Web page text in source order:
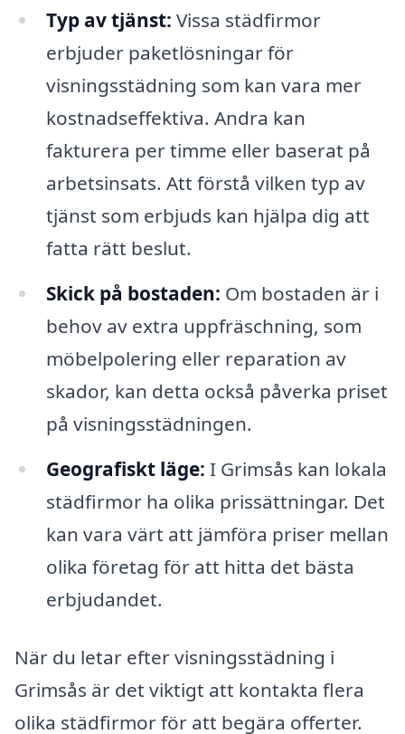
Typ av tjänst: Vissa städfirmor
erbjuder paketlösningar för
visningsstädning som kan vara mer
kostnadseffektiva. Andra kan
fakturera per timme eller baserat på
arbetsinsats. Att förstå vilken typ av
tjänst som erbjuds kan hjälpa dig att
fatta rätt beslut.
Skick på bostaden: Om bostaden är i
behov av extra uppfräschning, som
möbelpolering eller reparation av
skador, kan detta också påverka priset
på visningsstädningen.
Geografiskt läge: I Grimsås kan lokala
städfirmor ha olika prissättningar. Det
kan vara värt att jämföra priser mellan
olika företag för att hitta det bästa
erbjudandet.
När du letar efter visningsstädning i
Grimsås är det viktigt att kontakta flera
olika städfirmor för att begära offerter.